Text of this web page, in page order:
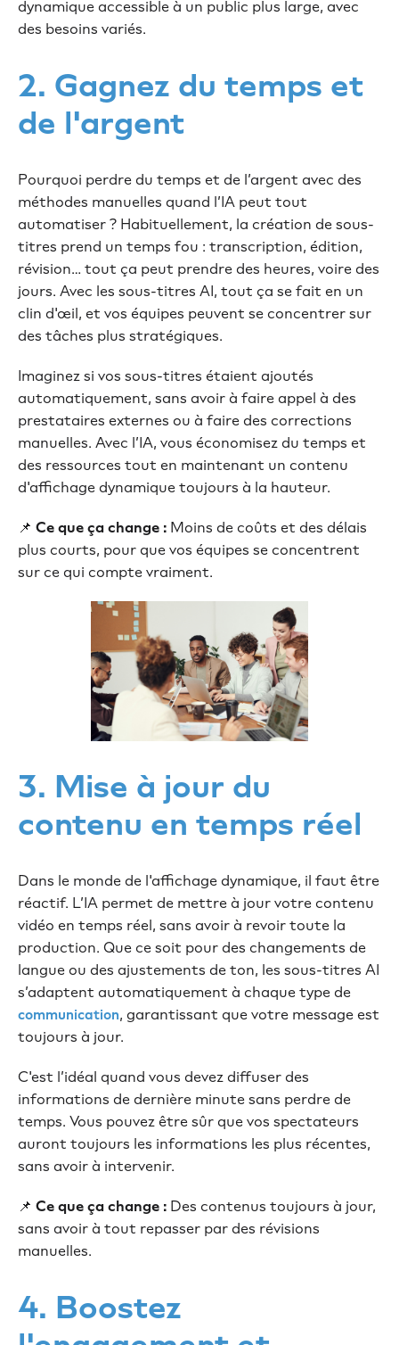
dynamique accessible à un public plus large, avec
des besoins variés.
2. Gagnez du temps et
de l'argent
Pourquoi perdre du temps et de l’argent avec des
méthodes manuelles quand l’IA peut tout
automatiser ? Habituellement, la création de sous-
titres prend un temps fou : transcription, édition,
révision… tout ça peut prendre des heures, voire des
jours. Avec les sous-titres AI, tout ça se fait en un
clin d'œil, et vos équipes peuvent se concentrer sur
des tâches plus stratégiques.
Imaginez si vos sous-titres étaient ajoutés
automatiquement, sans avoir à faire appel à des
prestataires externes ou à faire des corrections
manuelles. Avec l’IA, vous économisez du temps et
des ressources tout en maintenant un contenu
d'affichage dynamique toujours à la hauteur.
📌 Ce que ça change : Moins de coûts et des délais
plus courts, pour que vos équipes se concentrent
sur ce qui compte vraiment.
3. Mise à jour du
contenu en temps réel
Dans le monde de l'affichage dynamique, il faut être
réactif. L’IA permet de mettre à jour votre contenu
vidéo en temps réel, sans avoir à revoir toute la
production. Que ce soit pour des changements de
langue ou des ajustements de ton, les sous-titres AI
s’adaptent automatiquement à chaque type de
communication, garantissant que votre message est
toujours à jour.
C'est l’idéal quand vous devez diffuser des
informations de dernière minute sans perdre de
temps. Vous pouvez être sûr que vos spectateurs
auront toujours les informations les plus récentes,
sans avoir à intervenir.
📌 Ce que ça change : Des contenus toujours à jour,
sans avoir à tout repasser par des révisions
manuelles.
4. Boostez